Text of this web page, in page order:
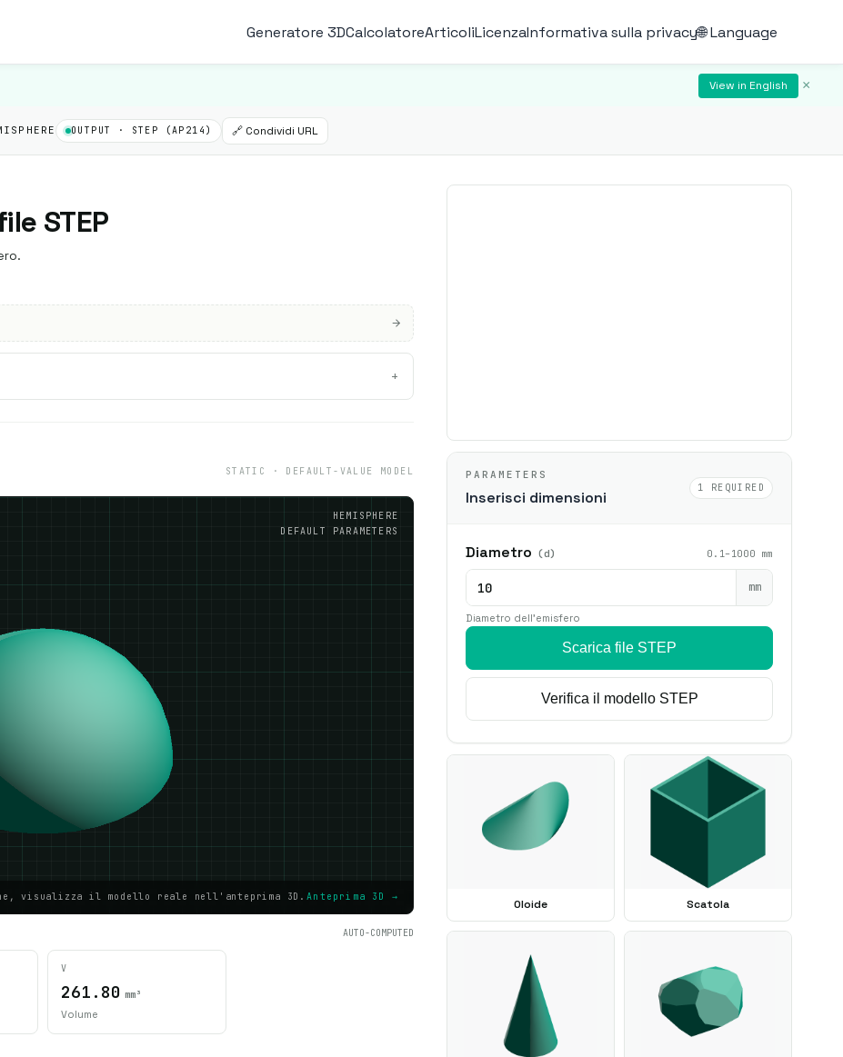
Generatore 3DCalcolatoreArticoliLicenzaInformativa sulla privacy🌐 Language
View in English ×
OUTPUT · STEP (AP214) 🔗 Condividi URL
STEP
+
STATIC · DEFAULT-VALUE MODEL
HEMISPHERE
DEFAULT PARAMETERS
visualizza il modello reale nell'anteprima 3D. Anteprima 3D →
AUTO-COMPUTED
V
261.80 mm³
Volume
PARAMETERS
Inserisci dimensioni
1 REQUIRED
Diametro (d) 0.1–1000 mm
mm
Diametro dell'emisfero
Scarica file STEP
Verifica il modello STEP
Oloide Scatola